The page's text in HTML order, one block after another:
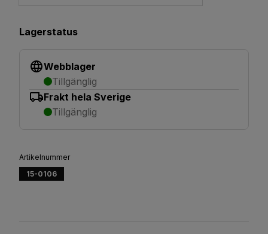
Lagerstatus
Webblager
Tillgänglig
Frakt hela Sverige
Tillgänglig
Artikelnummer
15-0106